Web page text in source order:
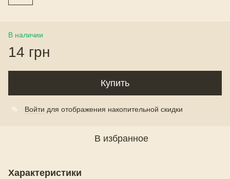
В наличии
14 грн
Купить
% Войти для отображения накопительной скидки
В избранное
Характеристики